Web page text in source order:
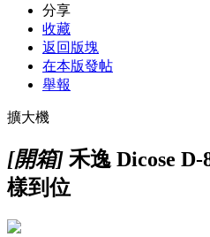
分享
收藏
返回版塊
在本版發帖
舉報
擴大機
[開箱] 禾逸 Dicose
樣到位